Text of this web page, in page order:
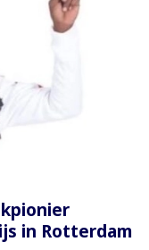
in Rotterdam